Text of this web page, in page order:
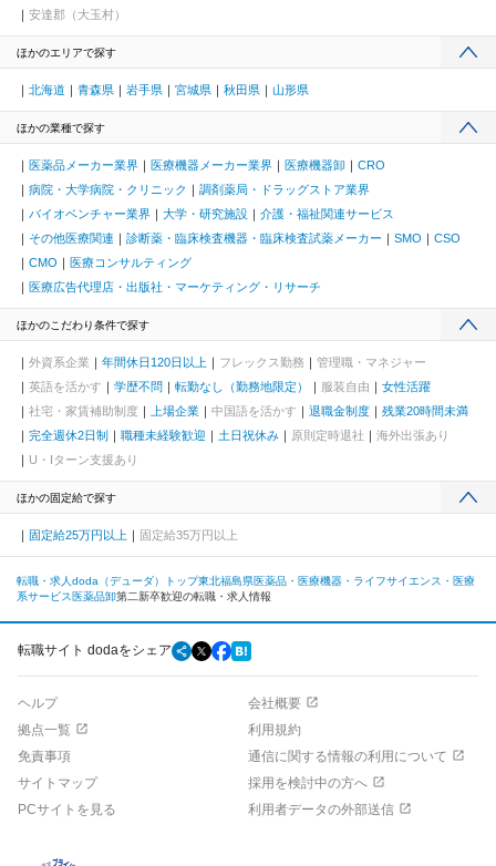
安達郡（大玉村）
ほかのエリアで探す
北海道 青森県 岩手県 宮城県 秋田県 山形県
ほかの業種で探す
医薬品メーカー業界 医療機器メーカー業界 医療機器卸
CRO
病院・大学病院・クリニック
調剤薬局・ドラッグストア業界
バイオベンチャー業界
大学・研究施設
介護・福祉関連サービス
その他医療関連
診断薬・臨床検査機器・臨床検査試薬メーカー SMO
CSO
CMO
医療コンサルティング
医療広告代理店・出版社・マーケティング・リサーチ
ほかのこだわり条件で探す
外資系企業 年間休日120日以上 フレックス勤務
管理職・マネジャー
英語を活かす
学歴不問 転勤なし（勤務地限定） 服装自由
女性活躍
社宅・家賃補助制度
上場企業 中国語を活かす 退職金制度
残業20時間未満
完全週休2日制
職種未経験歓迎 土日祝休み 原則定時退社
海外出張あり
U・Iターン支援あり
ほかの固定給で探す
固定給25万円以上 固定給35万円以上
転職・求人doda（デューダ）トップ東北福島県医薬品・医療機器・ライフサイエンス・医療
系サービス 医薬品卸第二新卒歓迎の転職・求人情報
転職サイト dodaをシェア
ヘルプ
会社概要
拠点一覧
利用規約
免責事項
通信に関する情報の利用について
サイトマップ
採用を検討中の方へ
PCサイトを見る
利用者データの外部送信